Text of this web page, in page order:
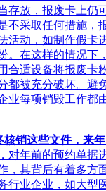
存放，报废卡上仍
不采取任何措施，
活动，如制作假卡
。在这样的情况下
合适设备将报废卡
都被充分破坏。避
业每项销毁工作都
核销这些文件，来
对年前的预约单据
，其背后有着多方
行业企业，如大型